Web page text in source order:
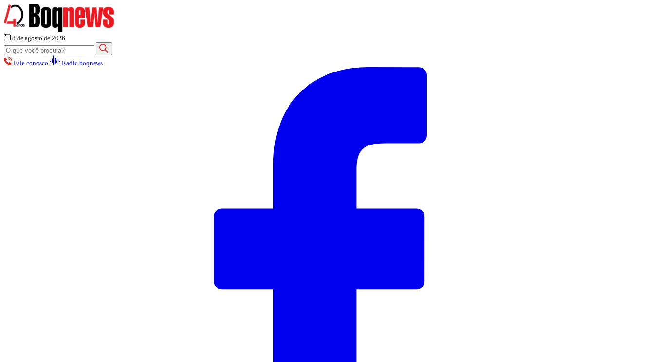
8 de agosto de 2026
Fale conosco Radio boqnews